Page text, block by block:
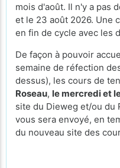
mois d'août. Il n'y a pas
et le 23 août 2026. Une
en fin de cycle avec les
De façon à pouvoir
semaine de réfection
dessus), les cours de
Roseau, le mercredi et
site du Dieweg et/ou du
vous sera envoyé, en
du nouveau site des